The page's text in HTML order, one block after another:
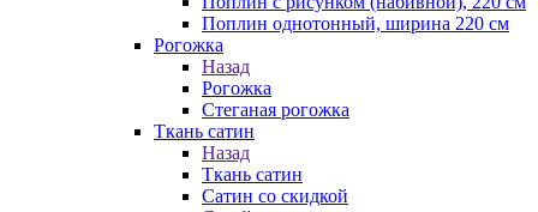
Поплин однотонный, ширина 220 см
Рогожка
Назад
Рогожка
Стеганая рогожка
Ткань сатин
Назад
Ткань сатин
Сатин со скидкой